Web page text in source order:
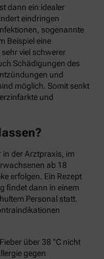
dann ein idealer
eindringen
sogenannte
Beispiel eine
viel schwerer
Schädigungen des
und
möglich. Somit senkt
und
der Arztpraxis, im
ab 18
erfolgen. Ein Rezept
findet dann in einem
Personal statt.
über 38 °C nicht
gegen